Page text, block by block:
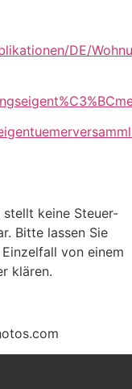
DE/
stellt keine Steuer-
Bitte lassen Sie
von einem
klären.